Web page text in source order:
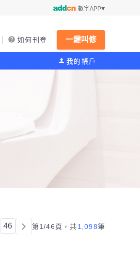
數字APP
如何刊登 一鍵叫修
我的帳戶
46 第1/46頁，共1,098筆